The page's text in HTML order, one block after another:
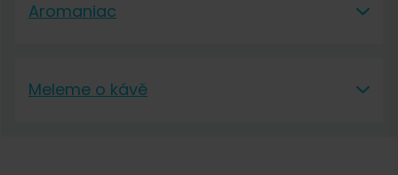
Aromaniac
Meleme o kávě